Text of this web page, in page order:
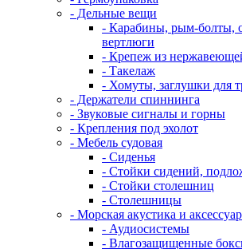
- Дельные вещи
- Карабины, рым-болты,
вертлюги
- Крепеж из
- Такелаж
- Хомуты, заглушки для
- Держатели спиннинга
- Звуковые сигналы и горны
- Крепления под эхолот
- Мебель судовая
- Сиденья
- Стойки сидений,
- Стойки столешниц
- Столешницы
- Морская акустика и
- Аудиосистемы
- Влагозащищенные